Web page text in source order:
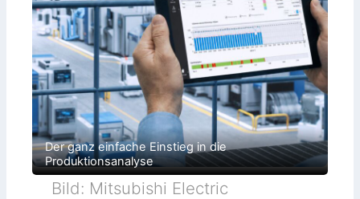
Der ganz einfache Einstieg in die
Produktionsanalyse
Bild: Mitsubishi Electric